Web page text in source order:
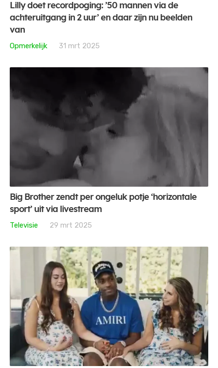
Lilly doet recordpoging: ’50 mannen via de
achteruitgang in 2 uur’ en daar zijn nu beelden
van
Opmerkelijk
31 mrt 2025
Big Brother zendt per ongeluk potje ‘horizontale
sport’ uit via livestream
Televisie
29 mrt 2025